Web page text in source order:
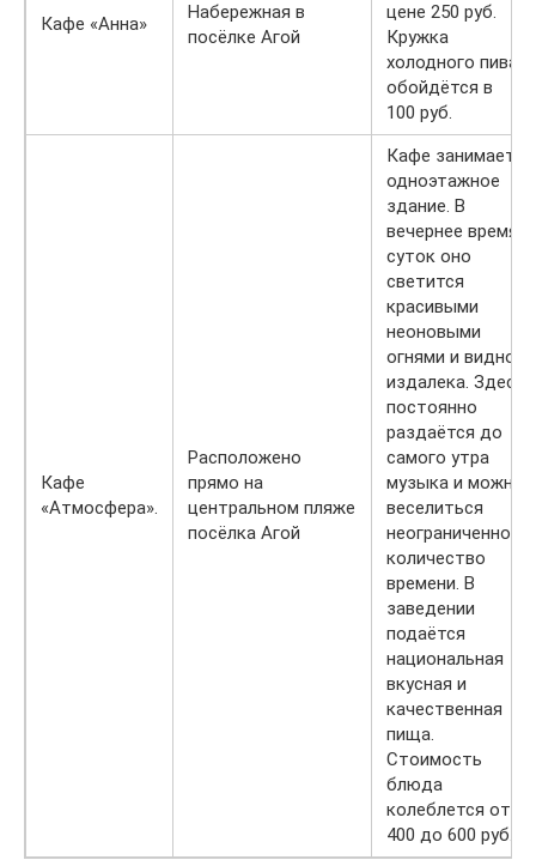
Кафе «Анна»
Набережная в
посёлке Агой
цене 250 руб.
Кружка
холодного пива
обойдётся в
100 руб.
Кафе
«Атмосфера».
Расположено
прямо на
центральном пляже
посёлка Агой
Кафе занимает
одноэтажное
здание. В
вечернее время
суток оно
светится
красивыми
неоновыми
огнями и видно
издалека. Здесь
постоянно
раздаётся до
самого утра
музыка и можно
веселиться
неограниченное
количество
времени. В
заведении
подаётся
национальная
вкусная и
качественная
пища.
Стоимость
блюда
колеблется от
400 до 600 руб.